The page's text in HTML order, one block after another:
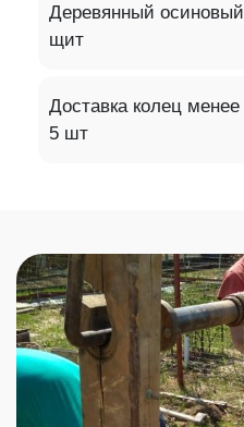
Деревянный осиновый
щит
Доставка колец менее
5 шт